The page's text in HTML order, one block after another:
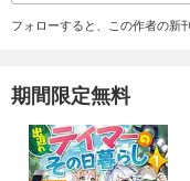
フォローすると、この作者の新
期間限定無料